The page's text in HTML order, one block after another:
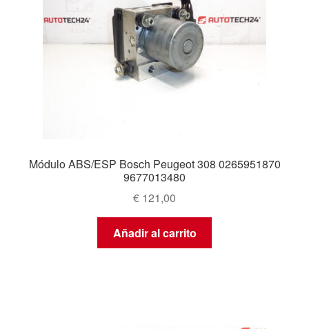
Módulo ABS/ESP Bosch Peugeot 308 0265951870
9677013480
€ 121,00
Añadir al carrito